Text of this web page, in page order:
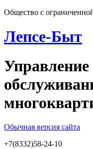
Общество с
Лепсе-Быт
Управление
Обычная версия сайта
+7(8332)58-24-10